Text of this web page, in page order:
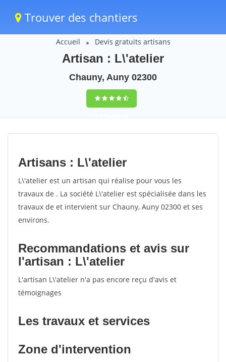
Trouver des chantiers
Accueil Devis gratuits artisans
Artisan : L\'atelier
Chauny, Auny 02300
9,5(100%)64
votes
Artisans : L\'atelier
L\'atelier est un artisan qui réalise pour vous les
travaux de . La société L\'atelier est spécialisée dans les
travaux de et intervient sur Chauny, Auny 02300 et ses
environs.
Recommandations et avis sur
l'artisan : L\'atelier
L'artisan L\'atelier n'a pas encore reçu d'avis et
témoignages
Les travaux et services
Zone d'intervention